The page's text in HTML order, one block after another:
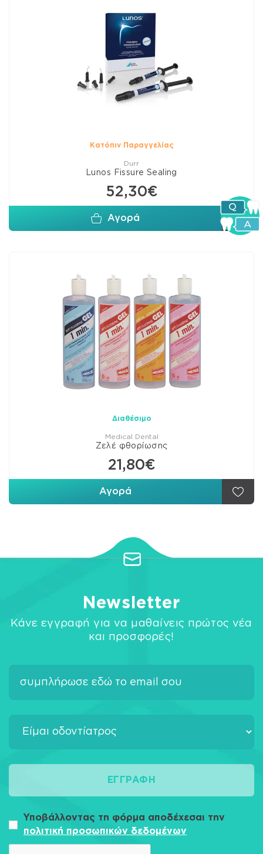
Κατόπιν Παραγγελίας
Durr
Lunos Fissure Sealing
52,30€
Αγορά
Διαθέσιμο
Medical Dental
Ζελέ φθορίωσης
21,80€
Αγορά
Newsletter
Κάνε εγγραφή για να μαθαίνεις πρώτος νέα
και προσφορές!
ΕΓΓΡΑΦΉ
Υποβάλλοντας τη φόρμα αποδέχεσαι την
πολιτική προσωπικών δεδομένων